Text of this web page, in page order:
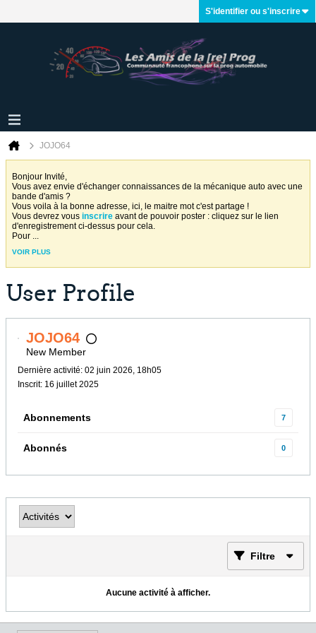
S'identifier ou s'inscrire
JOJO64
Bonjour Invité,
Vous avez envie d'échanger connaissances de la mécanique auto avec une
bande d'amis ?
Vous voila à la bonne adresse, ici, le maitre mot c'est partage !
Vous devrez vous inscrire avant de pouvoir poster : cliquez sur le lien
d'enregistrement ci-dessus pour cela.
Pour ...
VOIR PLUS
User Profile
JOJO64
New Member
Dernière activité: 02 juin 2026, 18h05
Inscrit: 16 juillet 2025
Abonnements 7
Abonnés 0
Filtre
Aucune activité à afficher.